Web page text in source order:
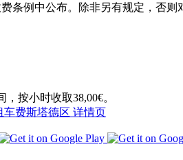
条例中公布。除非另有规定，否
按小时收取38,00€。
车费斯塔德区 详情页